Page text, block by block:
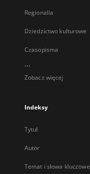
Regionalia
Dziedzictwo kulturowe
Czasopisma
...
Zobacz więcej
Indeksy
Tytuł
Autor
Temat i słowa kluczowe